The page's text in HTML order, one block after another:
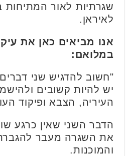
שגרתיות לאור המתיחות
לאיראן.
אנו מביאים כאן את
במלואם:
"חשוב להדגיש שני
יש להיות קשובים
העיריה, הצבא ופיקוד
הדבר השני שאין כרגע
את השגרה מעבר
והמוכנות.